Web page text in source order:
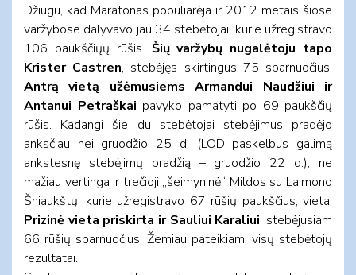
Džiugu, kad Maratonas populiarėja ir 2012 metais šiose
varžybose dalyvavo jau 34 stebėtojai, kurie užregistravo
106 paukščiųų rūšis. Šių varžybų nugalėtoju tapo
Krister Castren, stebėjęs skirtingus 75 sparnuočius.
Antrą vietą užėmusiems Armandui Naudžiui ir
Antanui Petraškai pavyko pamatyti po 69 paukščių
rūšis. Kadangi šie du stebėtojai stebėjimus pradėjo
anksčiau nei gruodžio 25 d. (LOD paskelbus galimą
ankstesnę stebėjimų pradžią – gruodžio 22 d.), ne
mažiau vertinga ir trečioji „šeimyninė“ Mildos su Laimono
Šniaukštų, kurie užregistravo 67 rūšių paukščius, vieta.
Prizinė vieta priskirta ir Sauliui Karaliui, stebėjusiam
66 rūšių sparnuočius. Žemiau pateikiami visų stebėtojų
rezultatai.